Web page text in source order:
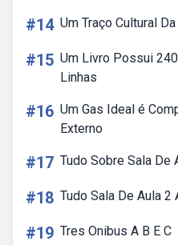
#14 Um Traço Cultural
#15 Um Livro Possui
Linhas
#16 Um Gas Ideal é
Externo
#17 Tudo Sobre Sala De
#18 Tudo Sala De Aula 2
#19 Tres Onibus A B E C